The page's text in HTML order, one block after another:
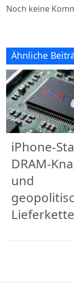
Noch keine
Ähnliche
iPhone-
DRAM-
und